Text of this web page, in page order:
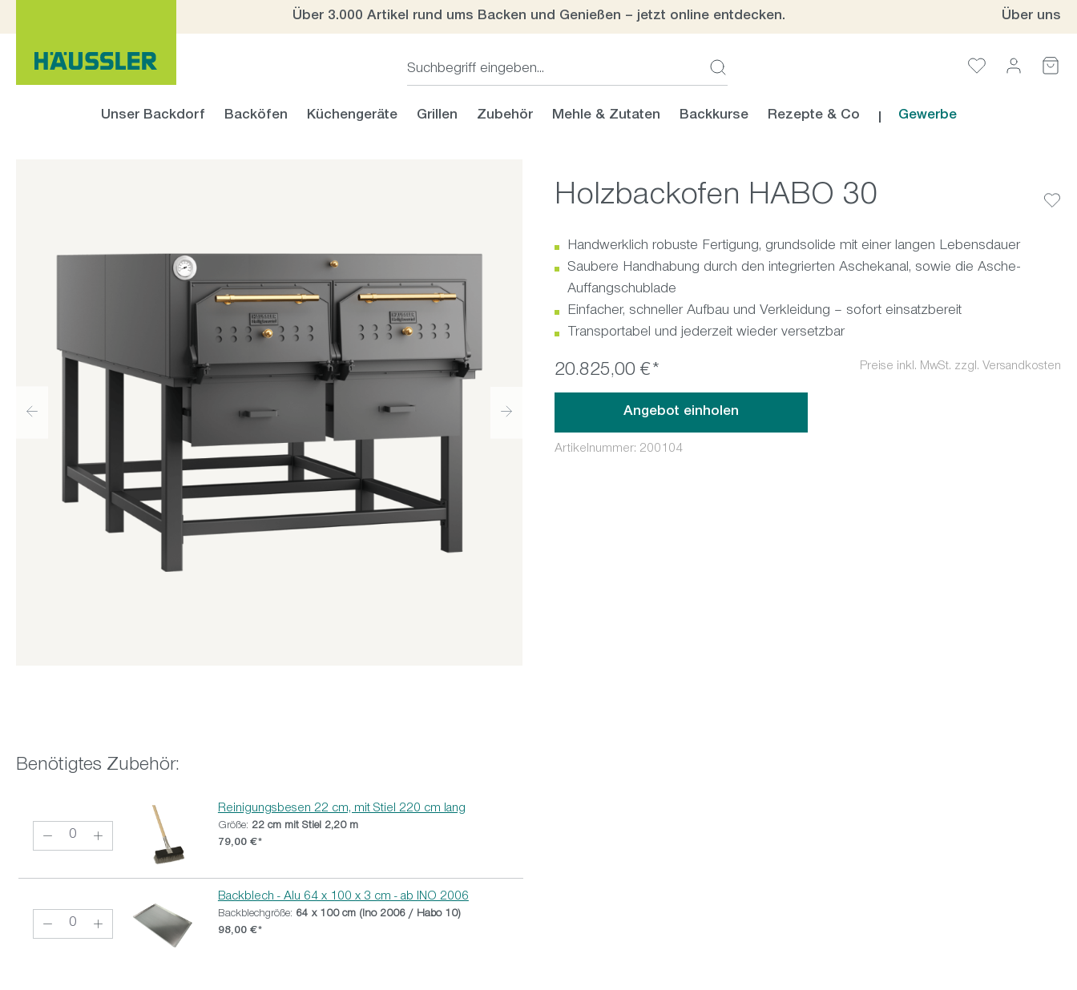
Über 3.000 Artikel rund ums Backen und Genießen – jetzt online entdecken. Über uns
Unser Backdorf Backöfen Küchengeräte Grillen Zubehör Mehle & Zutaten Backkurse Rezepte & Co Gewerbe
Holzbackofen HABO 30
Handwerklich robuste Fertigung, grundsolide mit einer langen Lebensdauer
Saubere Handhabung durch den integrierten Aschekanal, sowie die Asche-
Auffangschublade
Einfacher, schneller Aufbau und Verkleidung – sofort einsatzbereit
Transportabel und jederzeit wieder versetzbar
20.825,00 €* Preise inkl. MwSt. zzgl. Versandkosten
Angebot einholen
Artikelnummer: 200104
Benötigtes Zubehör:
Reinigungsbesen 22 cm, mit Stiel 220 cm lang
Größe: 22 cm mit Stiel 2,20 m
79,00 €*
Backblech - Alu 64 x 100 x 3 cm - ab INO 2006
Backblechgröße: 64 x 100 cm (Ino 2006 / Habo 10)
98,00 €*